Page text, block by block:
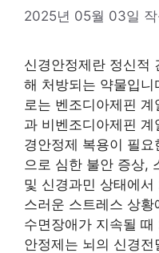
2025년 05월 03일
신경안정제란 정신적
해 처방되는 약물입
로는 벤조디아제핀
과 비벤조디아제핀
경안정제 복용이 필
으로 심한 불안 증상,
및 신경과민 상태에
스러운 스트레스 상
수면장애가 지속될
안정제는 뇌의 신경